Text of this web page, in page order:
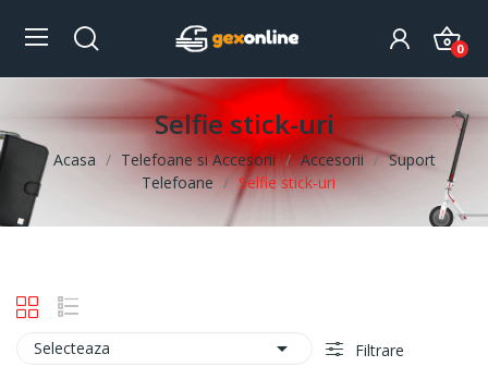
0
Selfie stick-uri
Acasa Telefoane si Accesorii Accesorii
Suport
Telefoane
Selfie stick-uri
Selecteaza  Filtrare